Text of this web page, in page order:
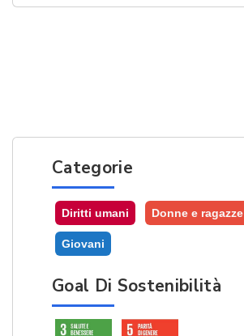
Categorie
Diritti umani Donne e ragazze
Giovani
Goal Di Sostenibilità